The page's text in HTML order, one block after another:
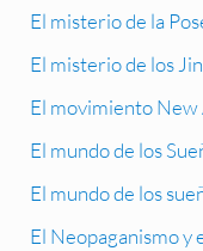
El misterio de la
El misterio de los
El movimiento New
El mundo de los
El mundo de los
El Neopaganismo y